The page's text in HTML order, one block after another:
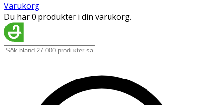
Varukorg
Du har 0 produkter i din varukorg.